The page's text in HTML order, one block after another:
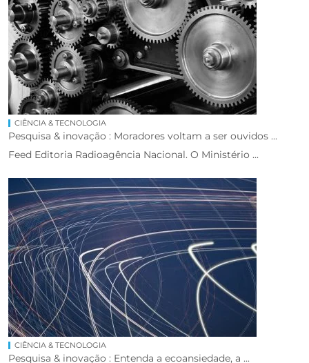
CIÊNCIA & TECNOLOGIA
Pesquisa & inovação : Moradores voltam a ser ouvidos ...
Feed Editoria Radioagência Nacional. O Ministério ...
CIÊNCIA & TECNOLOGIA
Pesquisa & inovação : Entenda a ecoansiedade, a ...